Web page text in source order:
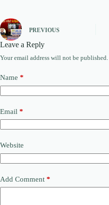
PREVIOUS
Leave a Reply
Your email address will not be published.
Name *
Email *
Website
Add Comment *